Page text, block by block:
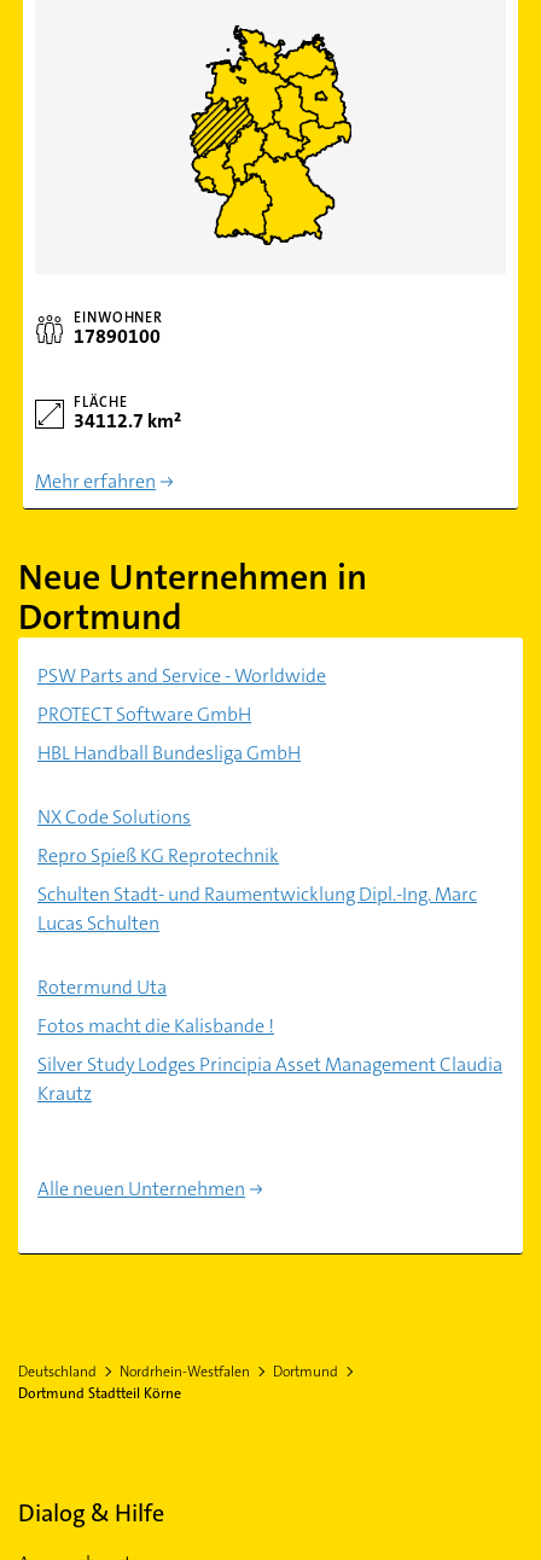
EINWOHNER
17890100
FLÄCHE
34112.7 km²
Mehr erfahren
Neue Unternehmen in
Dortmund
PSW Parts and Service - Worldwide
PROTECT Software GmbH
HBL Handball Bundesliga GmbH
NX Code Solutions
Repro Spieß KG Reprotechnik
Schulten Stadt- und Raumentwicklung Dipl.-Ing. Marc
Lucas Schulten
Rotermund Uta
Fotos macht die Kalisbande !
Silver Study Lodges Principia Asset Management Claudia
Krautz
Alle neuen Unternehmen
Deutschland Nordrhein-Westfalen
Dortmund
Dortmund Stadtteil Körne
Dialog & Hilfe